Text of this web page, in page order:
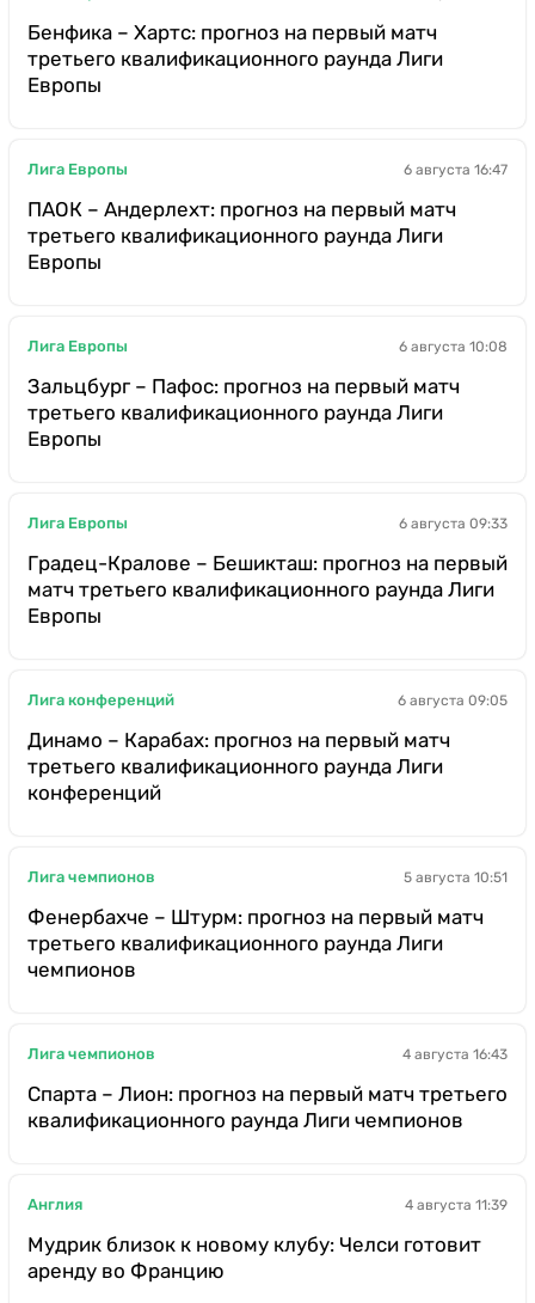
Бенфика – Хартс: прогноз на первый матч
третьего квалификационного раунда Лиги
Европы
Лига Европы 6 августа 16:47
ПАОК – Андерлехт: прогноз на первый матч
третьего квалификационного раунда Лиги
Европы
Лига Европы 6 августа 10:08
Зальцбург – Пафос: прогноз на первый матч
третьего квалификационного раунда Лиги
Европы
Лига Европы 6 августа 09:33
Градец-Кралове – Бешикташ: прогноз на первый
матч третьего квалификационного раунда Лиги
Европы
Лига конференций 6 августа 09:05
Динамо – Карабах: прогноз на первый матч
третьего квалификационного раунда Лиги
конференций
Лига чемпионов 5 августа 10:51
Фенербахче – Штурм: прогноз на первый матч
третьего квалификационного раунда Лиги
чемпионов
Лига чемпионов 4 августа 16:43
Спарта – Лион: прогноз на первый матч третьего
квалификационного раунда Лиги чемпионов
Англия 4 августа 11:39
Мудрик близок к новому клубу: Челси готовит
аренду во Францию